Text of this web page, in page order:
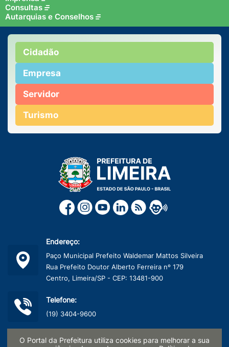
Consultas
Autarquias e Conselhos
Cidadão
Empresa
Servidor
Turismo
Endereço:
Paço Municipal Prefeito Waldemar Mattos Silveira
Rua Prefeito Doutor Alberto Ferreira nº 179
Centro, Limeira/SP - CEP: 13481-900
Telefone:
(19) 3404-9600
CNPJ:
O Portal da Prefeitura utiliza cookies para melhorar a sua